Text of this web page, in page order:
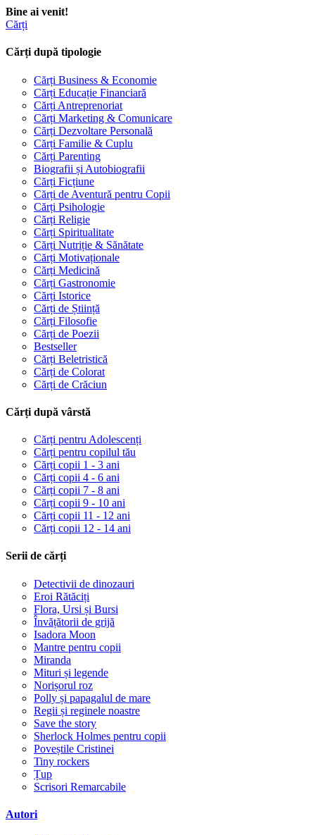
Bine ai venit!
Cărți
Cărți după tipologie
Cărți Business & Economie
Cărți Educație Financiară
Cărți Antreprenoriat
Cărți Marketing & Comunicare
Cărți Dezvoltare Personală
Cărți Familie & Cuplu
Cărți Parenting
Biografii și Autobiografii
Cărți Ficțiune
Cărți de Aventură pentru Copii
Cărți Psihologie
Cărți Religie
Cărți Spiritualitate
Cărți Nutriție & Sănătate
Cărți Motivaționale
Cărți Medicină
Cărți Gastronomie
Cărți Istorice
Cărți de Știință
Cărți Filosofie
Cărți de Poezii
Bestseller
Cărți Beletristică
Cărți de Colorat
Cărți de Crăciun
Cărți după vârstă
Cărți pentru Adolescenți
Cărți pentru copilul tău
Cărți copii 1 - 3 ani
Cărți copii 4 - 6 ani
Cărți copii 7 - 8 ani
Cărți copii 9 - 10 ani
Cărți copii 11 - 12 ani
Cărți copii 12 - 14 ani
Serii de cărți
Detectivii de dinozauri
Eroi Rătăciți
Flora, Ursi și Bursi
Învățătorii de grijă
Isadora Moon
Mantre pentru copii
Miranda
Mituri și legende
Norișorul roz
Polly și papagalul de mare
Regii și reginele noastre
Save the story
Sherlock Holmes pentru copii
Poveștile Cristinei
Tiny rockers
Țup
Scrisori Remarcabile
Autori